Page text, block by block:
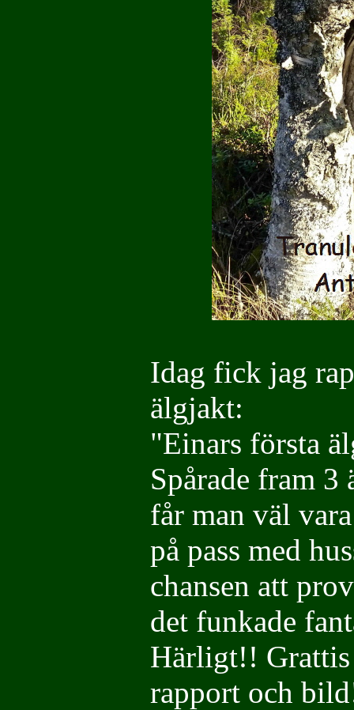
Idag fick jag
älgjakt:
"Einars första
Spårade fram
får man väl
på pass med
chansen att
det funkade
Härligt!! Grattis
rapport och